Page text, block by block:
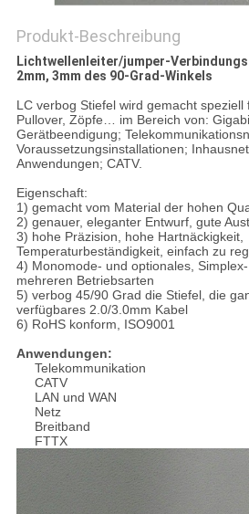
Produkt-Beschreibung
Lichtwellenleiter/jumper-
2mm, 3mm des 90-Grad-Winkels
LC verbog Stiefel wird gemacht
Pullover, Zöpfe… im Bereich von:
Gerätbeendigung;
Voraussetzungsinstallationen;
Anwendungen; CATV.
Eigenschaft:
1) gemacht vom Material der hohen
2) genauer, eleganter Entwurf, gute
3) hohe Präzision, hohe Hartnäckigkeit,
Temperaturbeständigkeit, einfach zu
4) Monomode- und optionales,
mehreren Betriebsarten
5) verbog 45/90 Grad die Stiefel, die
verfügbares 2.0/3.0mm Kabel
6) RoHS konform, ISO9001
Anwendungen:
Telekommunikation
CATV
LAN und WAN
Netz
Breitband
FTTX